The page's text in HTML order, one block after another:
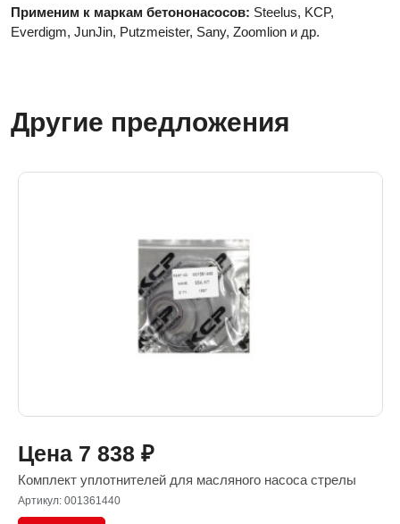
Применим к маркам бетононасосов: Steelus, KCP,
Everdigm, JunJin, Putzmeister, Sany, Zoomlion и др.
Другие предложения
Цена 7 838 ₽
Комплект уплотнителей для масляного насоса стрелы
Артикул: 001361440